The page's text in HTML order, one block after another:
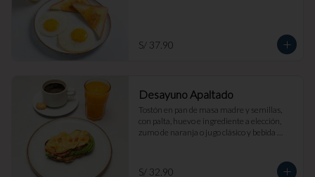
S/ 37.90
Desayuno Apaltado
Tostón en pan de masa madre y semillas,
con palta, huevo e ingrediente a elección,
zumo de naranja o jugo clásico y bebida
S/ 32.90